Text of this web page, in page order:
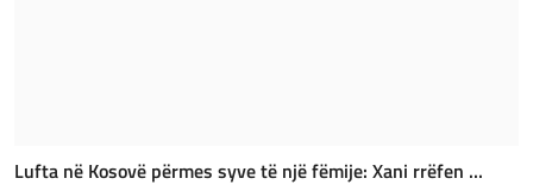
Lufta në Kosovë përmes syve të një fëmije: Xani rrëfen ...